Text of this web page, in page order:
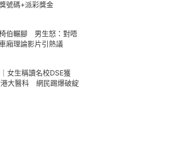
號碼+派彩獎金
伯輾腳 男生怒：對唔
廂理論影片引熱議
女生稱讀名校DSE獲
大醫科 網民踢爆破綻